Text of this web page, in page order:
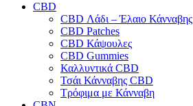
CBD
CBD Λάδι – Έλαιο Κάνναβης
CBD Patches
CBD Κάψουλες
CBD Gummies
Καλλυντικά CBD
Τσάι Κάνναβης CBD
Τρόφιμα με Κάνναβη